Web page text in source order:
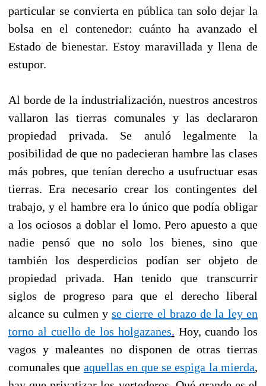
particular se convierta en pública tan solo dejar la
bolsa en el contenedor: cuánto ha avanzado el
Estado de bienestar. Estoy maravillada y llena de
estupor.
Al borde de la industrialización, nuestros ancestros
vallaron las tierras comunales y las declararon
propiedad privada. Se anuló legalmente la
posibilidad de que no padecieran hambre las clases
más pobres, que tenían derecho a usufructuar esas
tierras. Era necesario crear los contingentes del
trabajo, y el hambre era lo único que podía obligar
a los ociosos a doblar el lomo. Pero apuesto a que
nadie pensó que no solo los bienes, sino que
también los desperdicios podían ser objeto de
propiedad privada. Han tenido que transcurrir
siglos de progreso para que el derecho liberal
alcance su culmen yse cierre el brazo de la ley en
torno al cuello de los holgazanes. Hoy, cuando los
vagos y maleantes no disponen de otras tierras
comunales que aquellas en que se espiga la mierda,